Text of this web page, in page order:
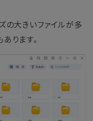
の大きいファイルが多
ります。